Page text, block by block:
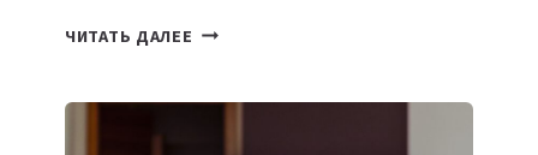
ЧИТАТЬ ДАЛЕЕ 7